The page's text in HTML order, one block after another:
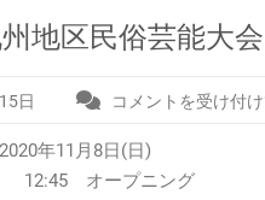
州地区民俗芸能
日
第
回
九
コメントを受け付
年11月8日(日)
ープニング